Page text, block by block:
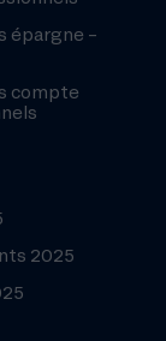
épargne –
compte
2025